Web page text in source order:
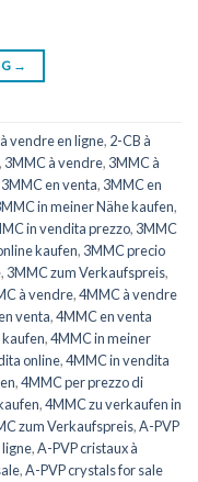
→
vendre en ligne, 2-CB à
, 3MMC à vendre, 3MMC à
3MMC en venta, 3MMC en
in meiner Nähe kaufen,
in vendita prezzo, 3MMC
kaufen, 3MMC precio
, 3MMC zum Verkaufspreis,
à vendre,4MMC à vendre
venta,4MMC en venta
,4MMC in meiner
online,4MMC in vendita
,4MMC per prezzo di
,4MMC zu verkaufen in
zum Verkaufspreis,A-PVP
ligne,A-PVP cristaux à
,A-PVP crystals for sale